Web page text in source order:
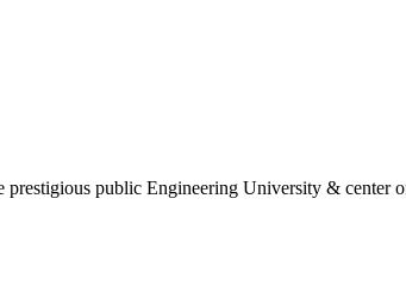
public Engineering University & center